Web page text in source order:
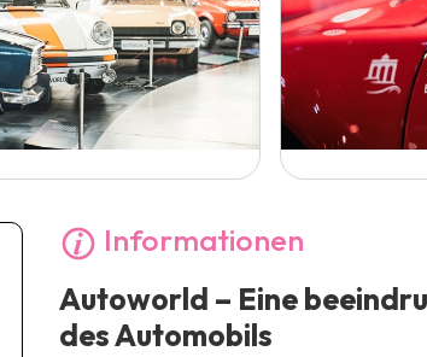
Informationen
Autoworld – Eine
des Automobils